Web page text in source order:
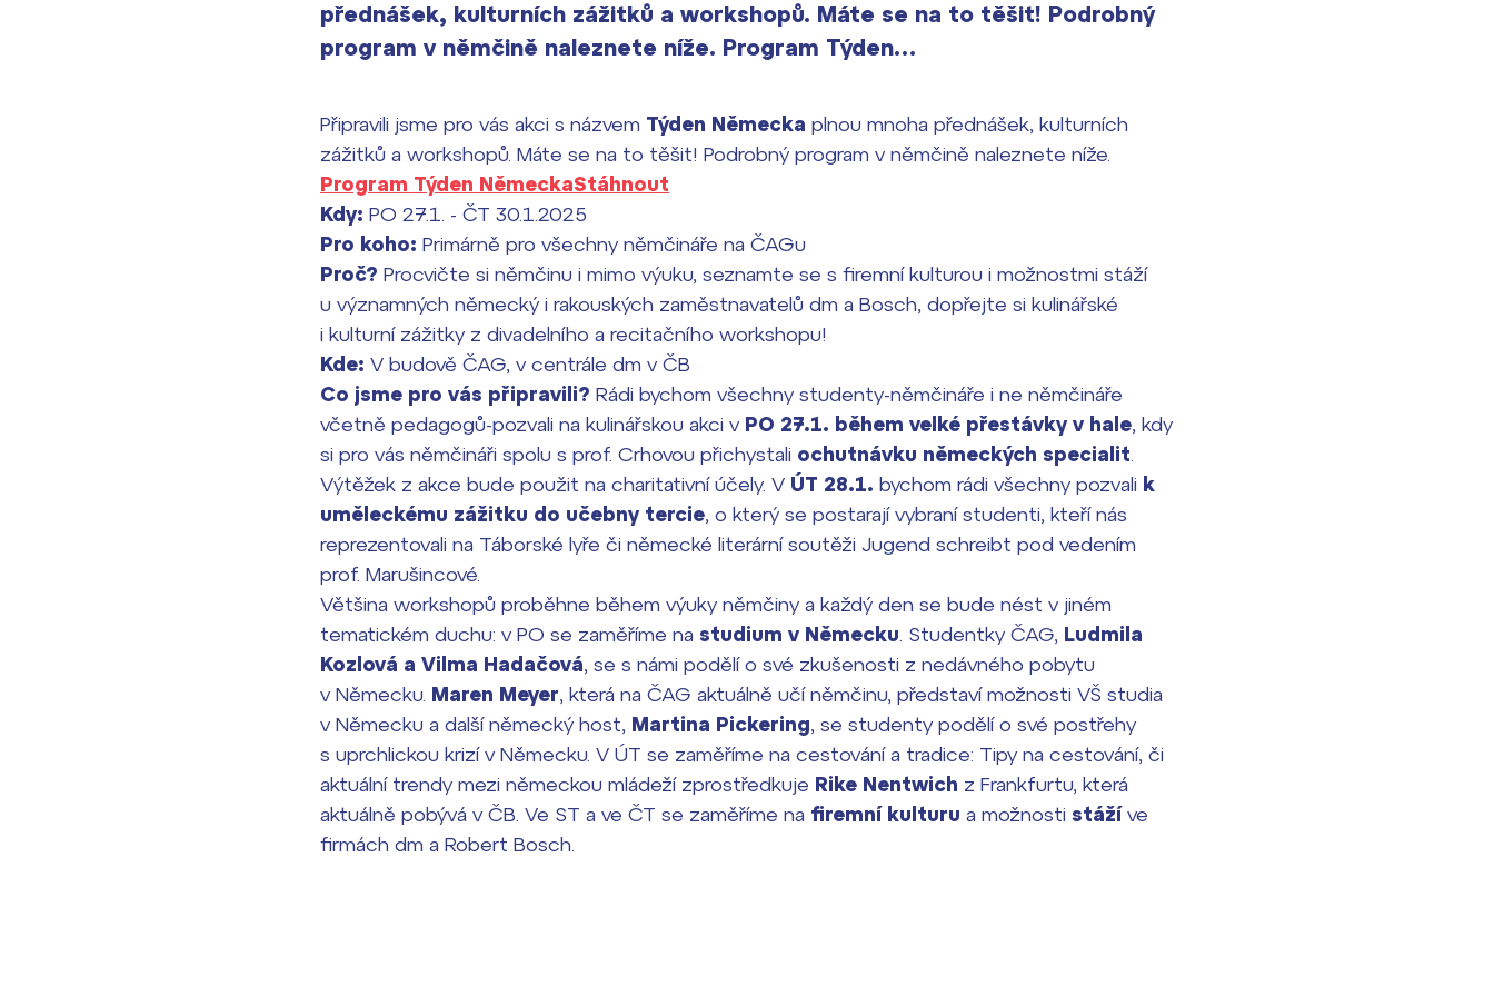
přednášek, kulturních zážitků a workshopů. Máte se na to těšit! Podrobný
program v němčině naleznete níže. Program Týden…
Připravili jsme pro vás akci s názvem Týden Německa plnou mnoha přednášek, kulturních
zážitků a workshopů. Máte se na to těšit! Podrobný program v němčině naleznete níže.
Program Týden NěmeckaStáhnout
Kdy: PO 27.1. - ČT 30.1.2025
Pro koho: Primárně pro všechny němčináře na ČAGu
Proč? Procvičte si němčinu i mimo výuku, seznamte se s firemní kulturou i možnostmi stáží
u významných německý i rakouských zaměstnavatelů dm a Bosch, dopřejte si kulinářské
i kulturní zážitky z divadelního a recitačního workshopu!
Kde: V budově ČAG, v centrále dm v ČB
Co jsme pro vás připravili? Rádi bychom všechny studenty-němčináře i ne němčináře
včetně pedagogů-pozvali na kulinářskou akci v PO 27.1. během velké přestávky v hale, kdy
si pro vás němčináři spolu s prof. Crhovou přichystali ochutnávku německých specialit
Výtěžek z akce bude použit na charitativní účely. V ÚT 28.1. bychom rádi všechny pozvali k
uměleckému zážitku do učebny tercie, o který se postarají vybraní studenti, kteří nás
reprezentovali na Táborské lyře či německé literární soutěži Jugend schreibt pod vedením
prof. Marušincové.
Většina workshopů proběhne během výuky němčiny a každý den se bude nést v jiném
tematickém duchu: v PO se zaměříme na studium v Německu . Studentky ČAG, Ludmila
Kozlová a Vilma Hadačová, se s námi podělí o své zkušenosti z nedávného pobytu
v Německu. Maren Meyer, která na ČAG aktuálně učí němčinu, představí možnosti VŠ studia
v Německu a další německý host, Martina Pickering, se studenty podělí o své postřehy
s uprchlickou krizí v Německu. V ÚT se zaměříme na cestování a tradice: Tipy na cestování, či
aktuální trendy mezi německou mládeží zprostředkuje Rike Nentwich z Frankfurtu, která
aktuálně pobývá v ČB. Ve ST a ve ČT se zaměříme na firemní kulturu a možnosti stážíve
firmách dm a Robert Bosch.